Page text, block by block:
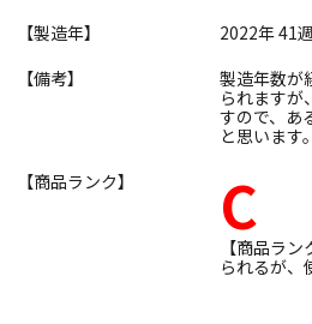
【製造年】
2022年 41
【備考】
製造年数が
られますが
すので、あ
と思います。
【商品ランク】
C
【商品ラ
られるが、